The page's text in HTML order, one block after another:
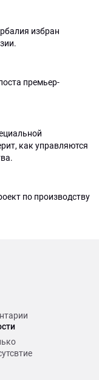
избран
премьер-
как управляются
по производству